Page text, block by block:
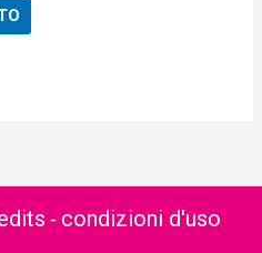
- condizioni d'uso